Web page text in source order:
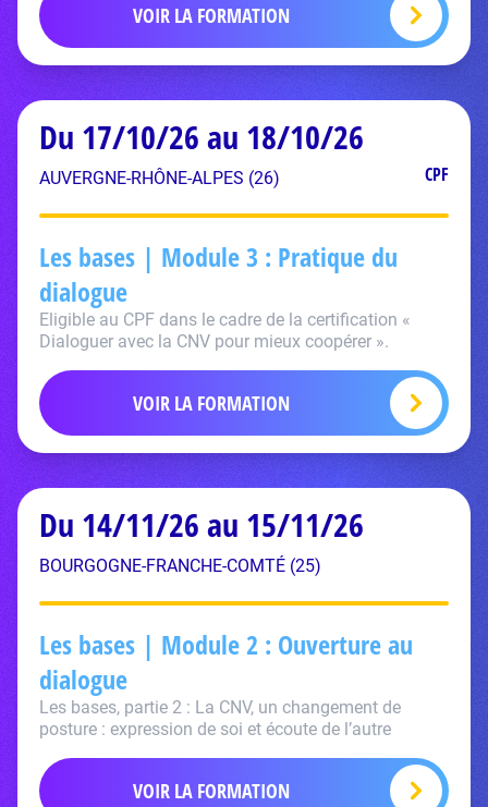
VOIR LA FORMATION
Du 17/10/26 au 18/10/26
AUVERGNE-RHÔNE-ALPES (26) CPF
Les bases | Module 3 : Pratique du
dialogue
Eligible au CPF dans le cadre de la certification «
Dialoguer avec la CNV pour mieux coopérer ».
VOIR LA FORMATION
Du 14/11/26 au 15/11/26
BOURGOGNE-FRANCHE-COMTÉ (25)
Les bases | Module 2 : Ouverture au
dialogue
Les bases, partie 2 : La CNV, un changement de
posture : expression de soi et écoute de l’autre
VOIR LA FORMATION